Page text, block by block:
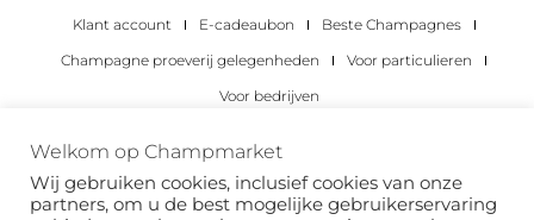
Klant account
E-cadeaubon
Beste Champagnes
Champagne proeverij gelegenheden
Voor particulieren
Voor bedrijven
Copyright 2022 © alle rechten voorbehouden.
Welkom op Champmarket
Wij gebruiken cookies, inclusief cookies van onze
partners, om u de best mogelijke gebruikerservaring